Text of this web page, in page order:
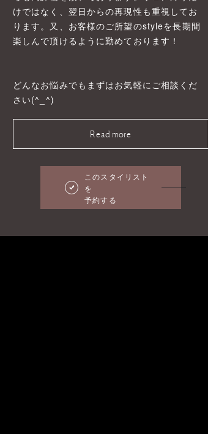
けではなく、翌日からの再現性も重視してお
ります。又、お客様のご所望のstyleを長期間
楽しんで頂けるように勤めております！
どんなお悩みでもまずはお気軽にご相談くだ
さい(^_^)
Read more
このスタイリスト
を
予約する